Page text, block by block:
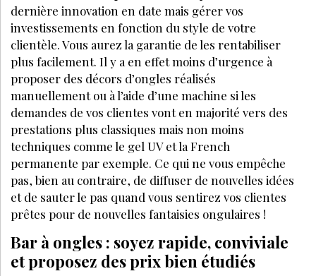
dernière innovation en date mais gérer vos
investissements en fonction du style de votre
clientèle. Vous aurez la garantie de les rentabiliser
plus facilement. Il y a en effet moins d’urgence à
proposer des décors d’ongles réalisés
manuellement ou à l’aide d’une machine si les
demandes de vos clientes vont en majorité vers des
prestations plus classiques mais non moins
techniques comme le gel UV et la French
permanente par exemple. Ce qui ne vous empêche
pas, bien au contraire, de diffuser de nouvelles idées
et de sauter le pas quand vous sentirez vos clientes
prêtes pour de nouvelles fantaisies ongulaires !
Bar à ongles : soyez rapide, conviviale
et proposez des prix bien étudiés